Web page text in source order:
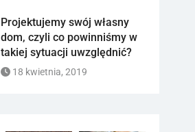
Projektujemy swój własny
dom, czyli co powinniśmy w
takiej sytuacji uwzględnić?
18 kwietnia, 2019